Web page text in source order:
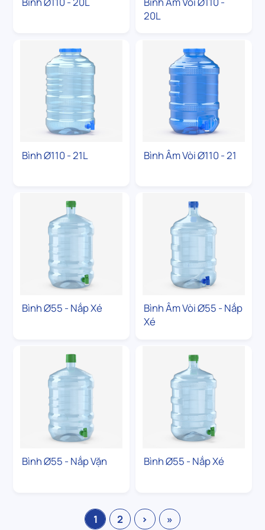
20L
Bình Ø110 - 21L Bình Âm Vòi Ø110 - 21
Bình Ø55 - Nắp Xé
Bình Âm Vòi Ø55 - Nắp
Xé
Bình Ø55 - Nắp Vặn Bình Ø55 - Nắp Xé
1 2 › »